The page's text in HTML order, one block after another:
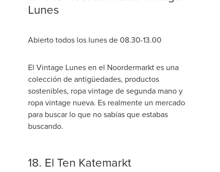
Lunes
Abierto todos los lunes de 08.30-13.00
El Vintage Lunes en el Noordermarkt es una
colección de antigüedades, productos
sostenibles, ropa vintage de segunda mano y
ropa vintage nueva. Es realmente un mercado
para buscar lo que no sabías que estabas
buscando.
18. El Ten Katemarkt